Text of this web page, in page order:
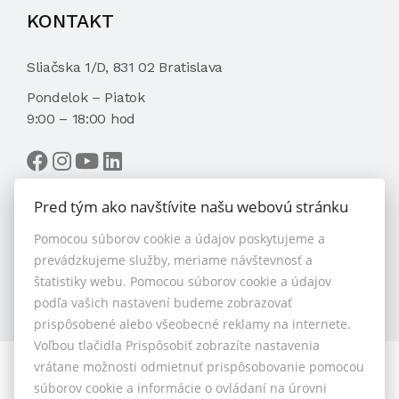
KONTAKT
Sliačska 1/D, 831 02 Bratislava
Pondelok – Piatok
9:00 – 18:00 hod
VYBRAŤ MAKLÉRA
© 2026 - 1.BCR s.r.o.
Pred tým ako navštívite našu webovú stránku
Pomocou súborov cookie a údajov poskytujeme a
prevádzkujeme služby, meriame návštevnosť a
štatistiky webu. Pomocou súborov cookie a údajov
podľa vašich nastavení budeme zobrazovať
prispôsobené alebo všeobecné reklamy na internete.
Voľbou tlačidla Prispôsobiť zobrazíte nastavenia
vrátane možnosti odmietnuť prispôsobovanie pomocou
súborov cookie a informácie o ovládaní na úrovni